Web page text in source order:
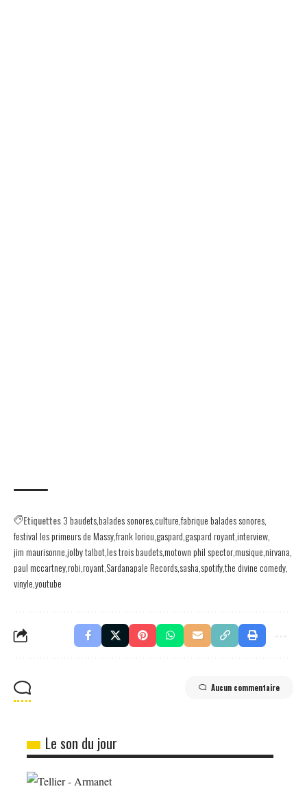
Etiquettes3 baudetsbalades sonoresculturefabrique balades sonores
festival les primeurs de Massyfrank loriou gaspard gaspard royantinterview
jim maurisonnejolby talbotles trois baudetsmotown phil spectormusiquenirvana
paul mccartneyrobiroyantSardanapale Recordssashaspotifythe divine comedy
vinyleyoutube
Aucun commentaire
Le son du jour